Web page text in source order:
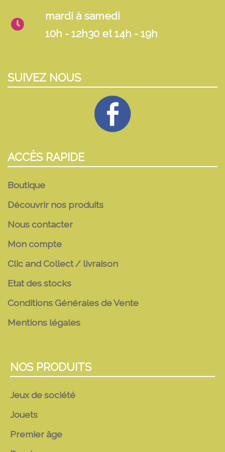
mardi à samedi
10h - 12h30 et 14h - 19h
SUIVEZ NOUS
ACCÈS RAPIDE
Boutique
Découvrir nos produits
Nous contacter
Mon compte
Clic and Collect / livraison
Etat des stocks
Conditions Générales de Vente
Mentions légales
NOS PRODUITS
Jeux de société
Jouets
Premier âge